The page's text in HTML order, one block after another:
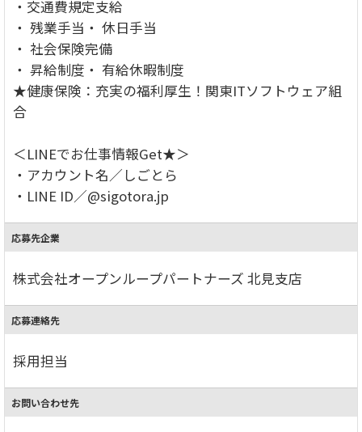
・交通費規定支給
・ 残業手当・ 休日手当
・ 社会保険完備
・ 昇給制度・ 有給休暇制度
★健康保険：充実の福利厚生！関東ITソフトウェア組
合
＜LINEでお仕事情報Get★＞
・アカウント名／しごとら
・LINE ID／@sigotora.jp
応募先企業
株式会社オープンループパートナーズ 北見支店
応募連絡先
採用担当
お問い合わせ先